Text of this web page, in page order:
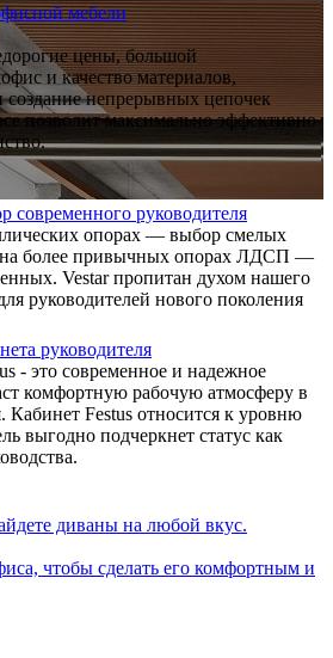
мебели
цены, большой
и качество материалов,
непрерывных цепочек
позволит максимально эффективно
современного руководителя
опорах — выбор смелых
на более привычных опорах ЛДСП —
Vestar пропитан духом нашего
руководителей нового поколения
руководителя
- это современное и надежное
комфортную рабочую атмосферу в
Кабинет Festus относится к уровню
выгодно подчеркнет статус как
диваны на любой вкус.
чтобы сделать его комфортным и